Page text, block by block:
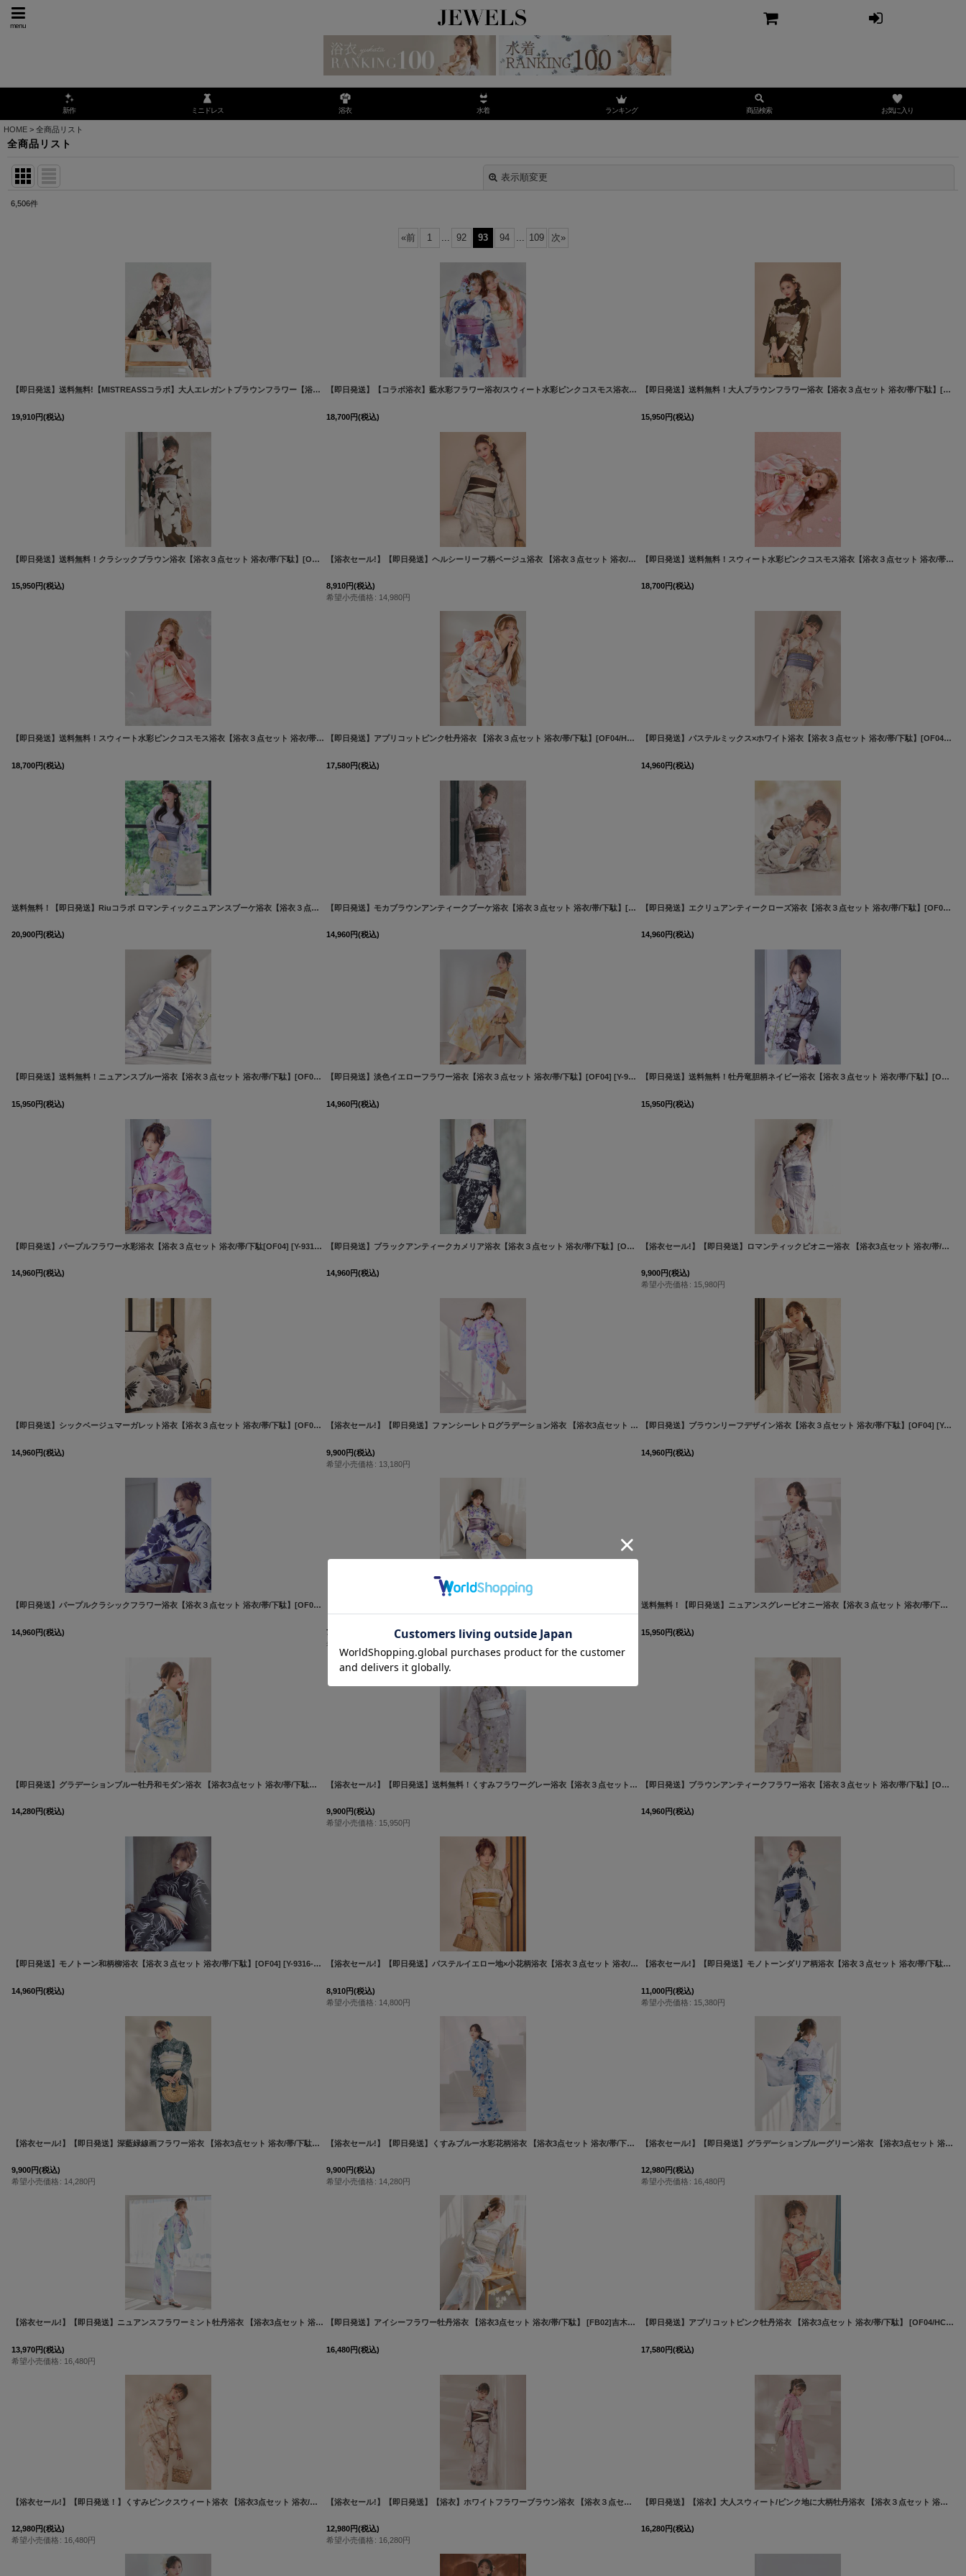
menu
新作 ミニドレス 浴衣 水着 ランキング 商品検索 お気に入り
HOME > 全商品リスト
全商品リスト
表示順変更
絞り込む
6,506件
«前 1 ... 92 93 94 ... 109 次»
【即日発送】送料無料!【MISTREASSコラボ】大人エレガントブラウンフラワー【浴衣３点セット 浴衣/帯/下駄】[OF04]三上悠亜着用 [Y-9442-nz-dzm-BR-F-26MY-260608]
19,910円(税込)
【即日発送】【コラボ浴衣】藍水彩フラワー浴衣/スウィート水彩ピンクコスモス浴衣【浴衣３点セット 浴衣/帯/下駄】ジャングル東京りこまみ着用 [ Y-9435-nz-dzm-NV-F-PL-Y-
18,700円(税込)
【即日発送】送料無料！大人ブラウンフラワー浴衣【浴衣３点セット 浴衣/帯/下駄】[OF04]
15,950円(税込)
【即日発送】送料無料！クラシックブラウン浴衣【浴衣３点セット 浴衣/帯/下駄】[OF04]吉木千沙都（ちぃぽぽ）着用 [Y-9358-nz-dzjm-BR-F-26PO-260305 ]
15,950円(税込)
【浴衣セール!】【即日発送】ヘルシーリーフ柄ベージュ浴衣 【浴衣３点セット 浴衣/帯/下駄】[OF04/HC03]Y-8032-nz-dzh-BE-F-26AS-260312 [Y-8032-nz-dzh-BE-F-26AS-
8,910円(税込)
希望小売価格 : 14,980円
【即日発送】送料無料！スウィート水彩ピンクコスモス浴衣【浴衣３点セット 浴衣/帯/下駄】[OF04]ジャングル東京まみ着用
18,700円(税込)
【即日発送】送料無料！スウィート水彩ピンクコスモス浴衣【浴衣３点セット 浴衣/帯/下駄】[OF04]ジャングル東京まみ着用 [Y-9433-nz-dzm-P-F-IV-26MC-260405-2]
18,700円(税込)
【即日発送】アプリコットピンク牡丹浴衣 【浴衣３点セット 浴衣/帯/下駄】[OF04/HC03] [ Y-8031-nz-dzc-OR-F-260331CC]
17,580円(税込)
【即日発送】パステルミックス×ホワイト浴衣【浴衣３点セット 浴衣/帯/下駄】[OF04]吉木千沙都（ちぃぽぽ）着用
14,960円(税込)
送料無料！【即日発送】Riuコラボ ロマンティックニュアンスブーケ浴衣【浴衣３点セット 浴衣/帯/下駄】[OF04] [Y-9440-nz-dzm-GY-F-26RC-260616]
20,900円(税込)
【即日発送】モカブラウンアンティークブーケ浴衣【浴衣３点セット 浴衣/帯/下駄】[OF04]吉木千沙都（ちぃぽぽ）着用 [Y-9305-kj-BR-F-26PO-260305]
14,960円(税込)
【即日発送】エクリュアンティークローズ浴衣【浴衣３点セット 浴衣/帯/下駄】[OF04]吉木千沙都（ちぃぽぽ）着用
14,960円(税込)
【即日発送】送料無料！ニュアンスブルー浴衣【浴衣３点セット 浴衣/帯/下駄】[OF04]吉木千沙都（ちぃぽぽ）着用 [Y-9355-nz-dzm-BL-F-26PO-260318]
15,950円(税込)
【即日発送】淡色イエローフラワー浴衣【浴衣３点セット 浴衣/帯/下駄】[OF04] [Y-9379-sb-dzjm-Y-F-26IE-260404 ]
14,960円(税込)
【即日発送】送料無料！牡丹竜胆柄ネイビー浴衣【浴衣３点セット 浴衣/帯/下駄】[OF04]
15,950円(税込)
【即日発送】パープルフラワー水彩浴衣【浴衣３点セット 浴衣/帯/下駄[OF04] [Y-9310-kj-P-F-26PY-260508 ]
14,960円(税込)
【即日発送】ブラックアンティークカメリア浴衣【浴衣３点セット 浴衣/帯/下駄】[OF04] [Y-9309-kj-B-F-26PY-260508 ]
14,960円(税込)
【浴衣セール!】【即日発送】ロマンティックピオニー浴衣 【浴衣3点セット 浴衣/帯/下駄】 [FB02]吉木千沙都（ちぃぽぽ）着用
9,900円(税込)
希望小売価格 : 15,980円
【即日発送】シックベージュマーガレット浴衣【浴衣３点セット 浴衣/帯/下駄】[OF04] Y-9313-kj-BE-F-26MR-260410]
14,960円(税込)
【浴衣セール!】【即日発送】ファンシーレトログラデーション浴衣 【浴衣3点セット 浴衣/帯/下駄】 [OF04/HC03]吉木千沙都（ちぃぽぽ）着用 [ Y-9207-kj-W-F-26PO-260522]
9,900円(税込)
希望小売価格 : 13,180円
【即日発送】ブラウンリーフデザイン浴衣【浴衣３点セット 浴衣/帯/下駄】[OF04] [Y-9306-kj-BR-F-26MR-260410
14,960円(税込)
【即日発送】パープルクラシックフラワー浴衣【浴衣３点セット 浴衣/帯/下駄】[OF04]
14,960円(税込)
[Y-7085-ok-W-F-26PO-260522]
7,920
希望小売価格
送料無料！【即日発送】ニュアンスグレーピオニー浴衣【浴衣３点セット 浴衣/帯/下駄】[OF04]
15,950円(税込)
【即日発送】グラデーションブルー牡丹和モダン浴衣 【浴衣3点セット 浴衣/帯/下駄】 [OF04/HC03]吉木千沙都（ちぃぽぽ）着用 [Y-9201-kj-BL-F-26PO-260522]
14,280円(税込)
【浴衣セール!】【即日発送】送料無料！くすみフラワーグレー浴衣【浴衣３点セット 浴衣/帯/下駄】[OF04] [Y-9412-ok-GY-F-26YI-260407 ]
9,900円(税込)
希望小売価格 : 15,950円
【即日発送】ブラウンアンティークフラワー浴衣【浴衣３点セット 浴衣/帯/下駄】[OF04]吉木千沙都（ちぃぽぽ）着用
14,960円(税込)
【即日発送】モノトーン和柄柳浴衣【浴衣３点セット 浴衣/帯/下駄】[OF04] [Y-9316-kj-B-F-26PY-260508
14,960円(税込)
【浴衣セール!】【即日発送】パステルイエロー地×小花柄浴衣【浴衣３点セット 浴衣/帯/下駄】[OF04] [ Y-7011-sb-BE-F-MUS-26PY-260508]
8,910円(税込)
希望小売価格 : 14,800円
【浴衣セール!】【即日発送】モノトーンダリア柄浴衣【浴衣３点セット 浴衣/帯/下駄】[OF04]
11,000円(税込)
希望小売価格 : 15,380円
【浴衣セール!】【即日発送】深藍緑線画フラワー浴衣 【浴衣3点セット 浴衣/帯/下駄】 [OF04] [Y-9220-kj-BL-F-26IE-260427]
9,900円(税込)
希望小売価格 : 14,280円
【浴衣セール!】【即日発送】くすみブルー水彩花柄浴衣 【浴衣3点セット 浴衣/帯/下駄】 [OF04/HC03] Y-9213-kj-BL-F-26MR-260427]
9,900円(税込)
希望小売価格 : 14,280円
【浴衣セール!】【即日発送】グラデーションブルーグリーン浴衣 【浴衣3点セット 浴衣/帯/下駄】 [OF04/HC03]吉木千沙都（ちぃぽぽ）着用
12,980円(税込)
希望小売価格 : 16,480円
【浴衣セール!】【即日発送】ニュアンスフラワーミント牡丹浴衣 【浴衣3点セット 浴衣/帯/下駄】 [FB02]吉木千沙都（ちぃぽぽ）着用 [Y-8038-nz-dzi-MI-F-26PO-260318]
13,970円(税込)
希望小売価格 : 16,480円
【即日発送】アイシーフラワー牡丹浴衣 【浴衣3点セット 浴衣/帯/下駄】 [FB02]吉木千沙都（ちぃぽぽ）着用 [Y-8044-nz-dzi-W-F-26PO-260318]
16,480円(税込)
【即日発送】アプリコットピンク牡丹浴衣 【浴衣3点セット 浴衣/帯/下駄】 [OF04/HC03]吉木千沙都（ちぃぽぽ）着用
17,580円(税込)
【浴衣セール!】【即日発送！】くすみピンクスウィート浴衣 【浴衣3点セット 浴衣/帯/下駄】 [OF04/HC03]吉木千沙都（ちぃぽぽ）着用 [Y-8036-nz-dzh-P-F-26PO-260327]
12,980円(税込)
希望小売価格 : 16,480円
【浴衣セール!】【即日発送】【浴衣】ホワイトフラワーブラウン浴衣 【浴衣３点セット 浴衣/帯/下駄】 [FB02]吉木千沙都（ちぃぽぽ）着用 [Y-7003-nz-BR-F-26PO-260327]
12,980円(税込)
希望小売価格 : 16,280円
【即日発送】【浴衣】大人スウィート/ピンク地に大柄牡丹浴衣 【浴衣３点セット 浴衣/帯/下駄】 [FB02]吉木千沙都（ちぃぽぽ）着用
16,280円(税込)